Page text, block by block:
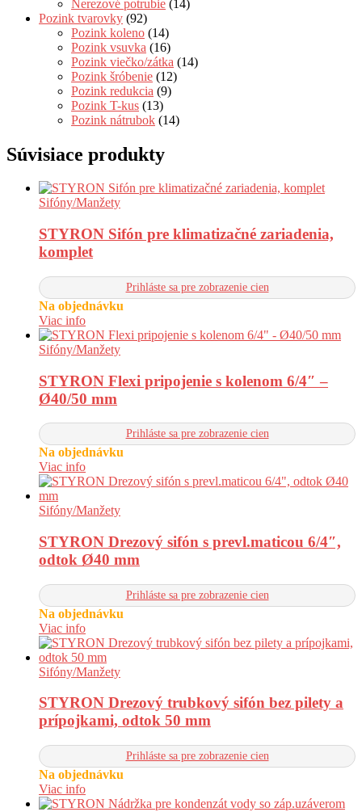
Nerezové potrubie (14)
Pozink tvarovky (92)
Pozink koleno (14)
Pozink vsuvka (16)
Pozink viečko/zátka (14)
Pozink šróbenie (12)
Pozink redukcia (9)
Pozink T-kus (13)
Pozink nátrubok (14)
Súvisiace produkty
Sifóny/Manžety
STYRON Sifón pre klimatizačné zariadenia,
komplet
Prihláste sa pre zobrazenie cien
Na objednávku
Viac info
Sifóny/Manžety
STYRON Flexi pripojenie s kolenom 6/4″ –
Ø40/50 mm
Prihláste sa pre zobrazenie cien
Na objednávku
Viac info
Sifóny/Manžety
STYRON Drezový sifón s prevl.maticou 6/4″,
odtok Ø40 mm
Prihláste sa pre zobrazenie cien
Na objednávku
Viac info
Sifóny/Manžety
STYRON Drezový trubkový sifón bez pilety a
prípojkami, odtok 50 mm
Prihláste sa pre zobrazenie cien
Na objednávku
Viac info